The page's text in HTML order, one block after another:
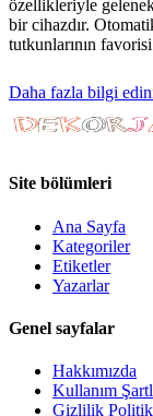
özellikleriyle
bir cihazdır.
tutkunlarının
Daha fazla bilgi
Site bölümleri
Ana Sayfa
Kategoriler
Etiketler
Yazarlar
Genel sayfalar
Hakkımızda
Kullanım
Gizlilik